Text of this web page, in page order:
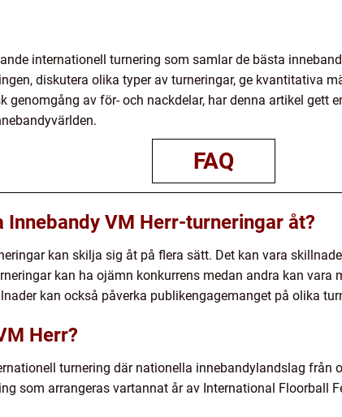
internationell turnering som samlar de bästa
diskutera olika typer av turneringar, ge kvantitativa
genomgång av för- och nackdelar, har denna artikel gett
FAQ
VM Herr-turneringar åt?
kan skilja sig åt på flera sätt. Det kan vara
kan ha ojämn konkurrens medan andra kan vara
kan också påverka publikengagemanget på olika
Herr?
turnering där nationella innebandylandslag
som arrangeras vartannat år av International Floorball